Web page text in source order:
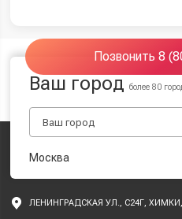
Позвонить 8
Ваш городболее 80
Москва
ЛЕНИНГРАДСКАЯ УЛ., С24Г,